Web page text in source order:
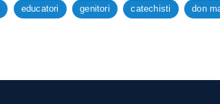
educatori genitori catechisti don